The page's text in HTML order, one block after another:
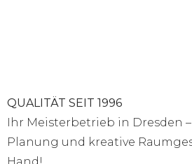
QUALITÄT SEIT 1996
Ihr Meisterbetrieb in Dresden
Planung und kreative
Hand!